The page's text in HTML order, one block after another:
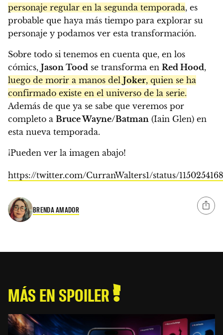
personaje regular en la segunda temporada, es
probable que haya más tiempo para explorar su
personaje y podamos ver esta transformación.
Sobre todo si tenemos en cuenta que, en los
cómics, Jason Tood se transforma en Red Hood,
luego de morir a manos del Joker, quien se ha
confirmado existe en el universo de la serie.
Además de que ya se sabe que veremos por
completo a Bruce Wayne/Batman (Iain Glen) en
esta nueva temporada.
¡Pueden ver la imagen abajo!
https://twitter.com/CurranWalters1/status/
BRENDA AMADOR
MÁS EN SPOILER